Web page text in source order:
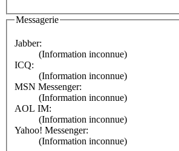
Messagerie
Jabber:
(Information inconnue)
ICQ:
(Information inconnue)
MSN Messenger:
(Information inconnue)
AOL IM:
(Information inconnue)
Yahoo! Messenger:
(Information inconnue)